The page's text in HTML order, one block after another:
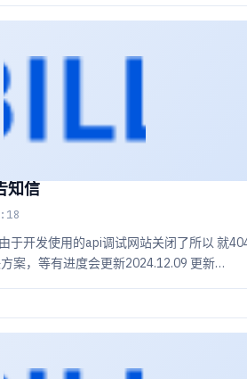
知信
于开发使用的api调试网站关闭了所以 就
案，等有进度会更新2024.12.09 更新